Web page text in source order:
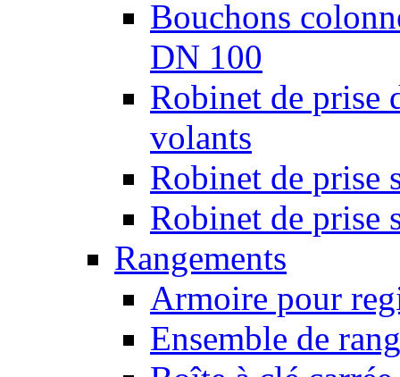
Bouchons
DN 100
Robinet de prise
volants
Robinet de prise
Robinet de prise
Rangements
Armoire pour
Ensemble de